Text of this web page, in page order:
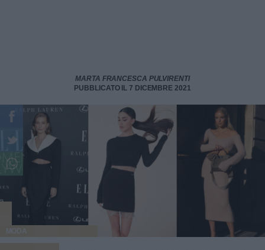
MARTA FRANCESCA PULVIRENTI
PUBBLICATO IL 7 DICEMBRE 2021
MODA